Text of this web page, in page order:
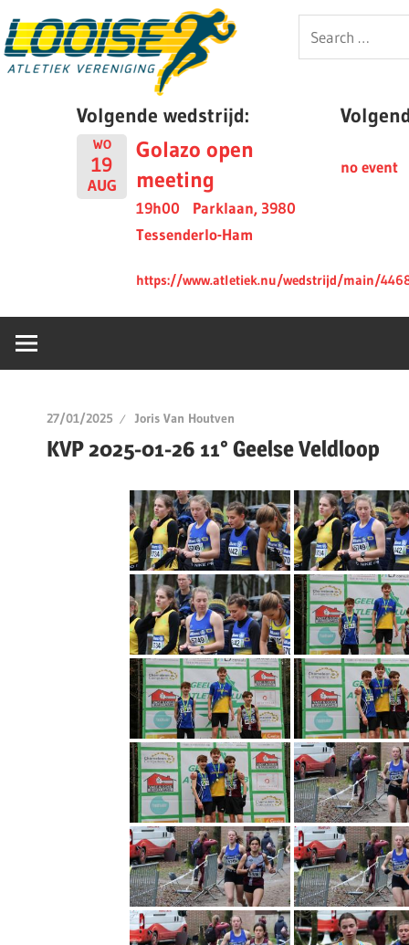
to
content
Looise
Search
for:
Volgende wedstrijd:
WO
19
AUG
Golazo open
meeting
19h00
Parklaan, 3980
Tessenderlo-Ham
https://www.atletiek.nu/wedstrijd/main/
no event
27/01/2025 Joris Van Houtven
KVP 2025-01-26 11° Geelse Veldloop